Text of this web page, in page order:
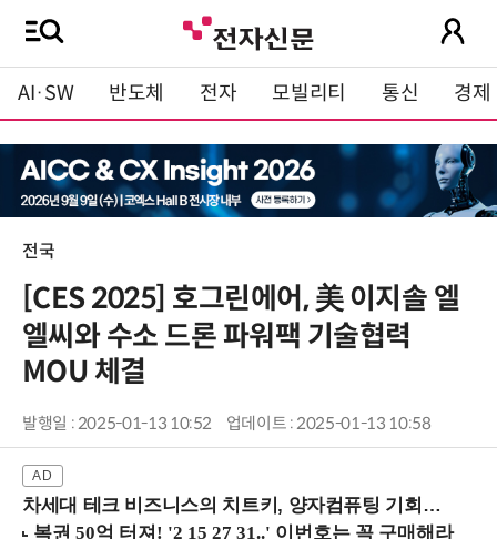
AI·SW 반도체 전자 모빌리티 통신 경제
전국
[CES 2025] 호그린에어, 美 이지솔 엘
엘씨와 수소 드론 파워팩 기술협력
MOU 체결
발행일 : 2025-01-13 10:52 업데이트 : 2025-01-13 10:58
차세대 테크 비즈니스의 치트키, 양자컴퓨팅 기회를 선점하라! (8/28 강남역)